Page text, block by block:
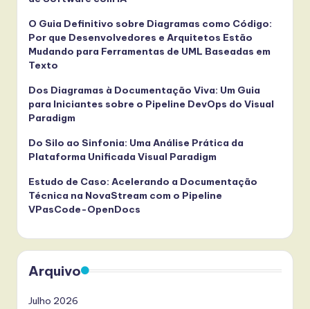
O Guia Definitivo sobre Diagramas como Código:
Por que Desenvolvedores e Arquitetos Estão
Mudando para Ferramentas de UML Baseadas em
Texto
Dos Diagramas à Documentação Viva: Um Guia
para Iniciantes sobre o Pipeline DevOps do Visual
Paradigm
Do Silo ao Sinfonia: Uma Análise Prática da
Plataforma Unificada Visual Paradigm
Estudo de Caso: Acelerando a Documentação
Técnica na NovaStream com o Pipeline
VPasCode-OpenDocs
Arquivo
Julho 2026